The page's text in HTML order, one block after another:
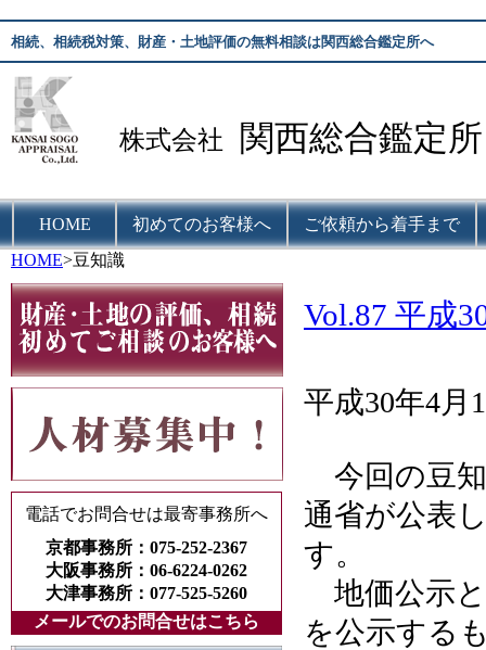
相続、相続税対策、財産・土地評価の無料相談は関西総合鑑定所へ
株式会社 関西総合鑑定所
HOME 初めてのお客様へ
ご依頼から着手まで
HOME>豆知識
電話でお問合せは最寄事務所へ
京都事務所：075-252-2367
大阪事務所：06-6224-0262
大津事務所：077-525-5260
メールでのお問合せはこちら
Vol.87 平成
平成30年4月
今回の豆知
通省が公表
す。
地価公示と
を公示する